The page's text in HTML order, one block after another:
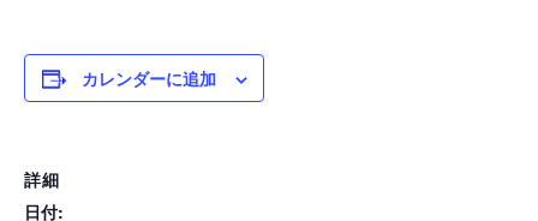
カレンダーに追加
詳細
日付: